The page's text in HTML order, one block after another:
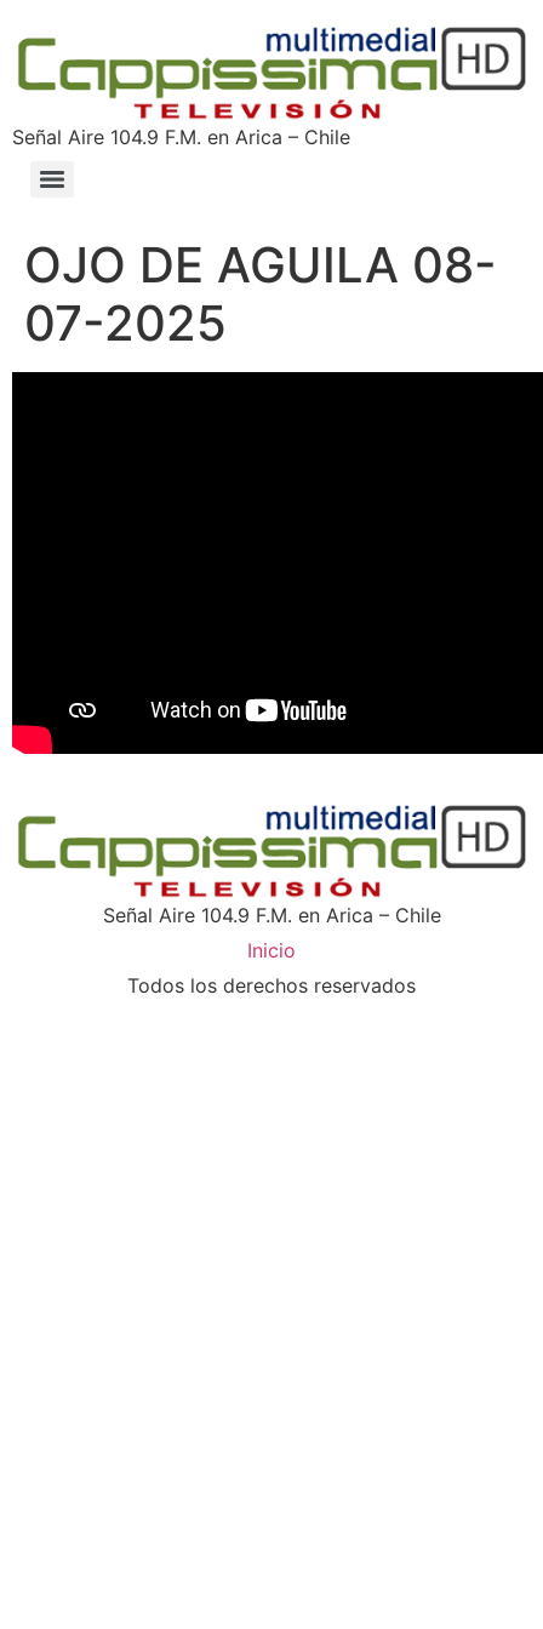
Señal Aire 104.9 F.M. en Arica – Chile
OJO DE AGUILA 08-
07-2025
Señal Aire 104.9 F.M. en Arica – Chile
Inicio
Todos los derechos reservados